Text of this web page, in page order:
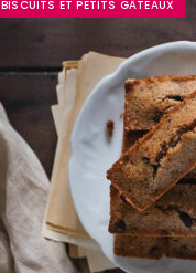
BISCUITS ET PETITS GÂTEAUX